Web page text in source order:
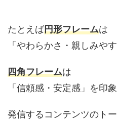
たとえば円形フレームは
「やわらかさ・親しみやす
四角フレームは
「信頼感・安定感」を印
発信するコンテンツのト